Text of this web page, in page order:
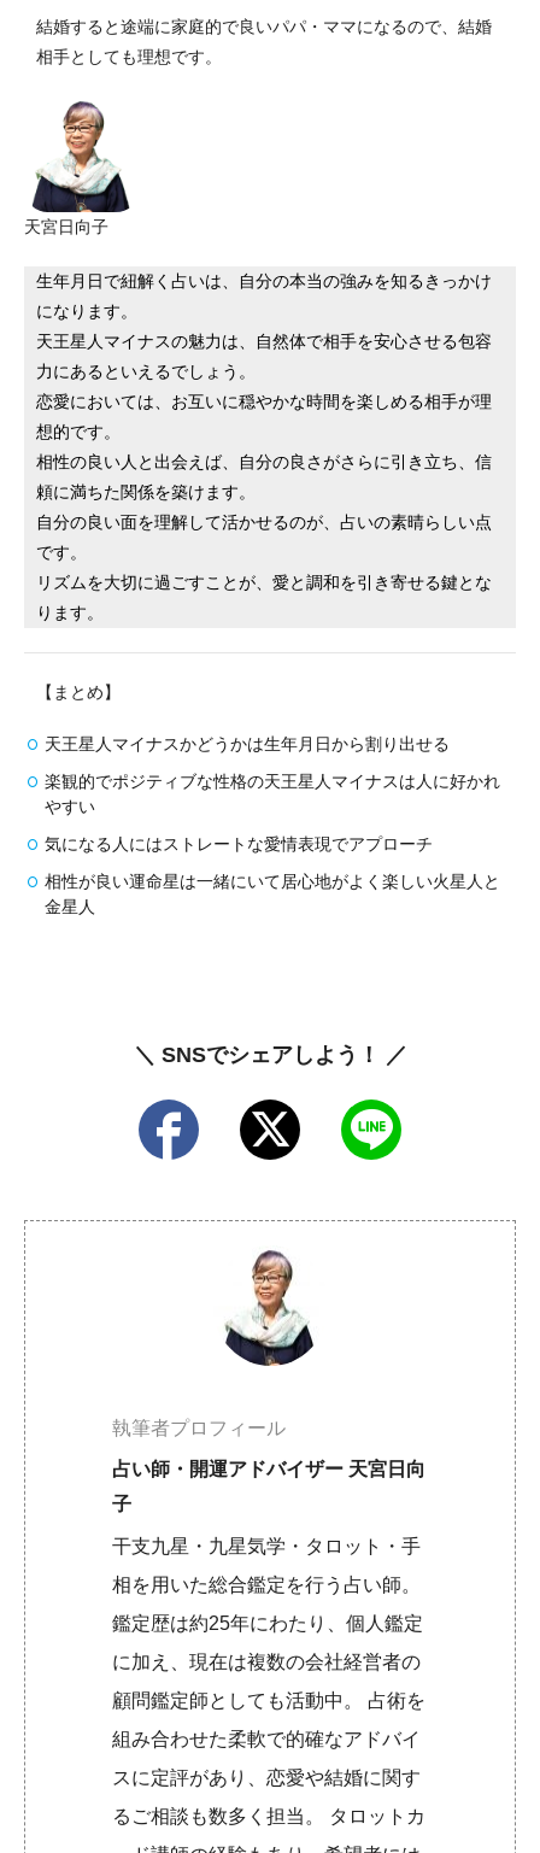
結婚すると途端に家庭的で良いパパ・ママになるので、結婚
相手としても理想です。
天宮日向子
生年月日で紐解く占いは、自分の本当の強みを知るきっかけ
になります。
天王星人マイナスの魅力は、自然体で相手を安心させる包容
力にあるといえるでしょう。
恋愛においては、お互いに穏やかな時間を楽しめる相手が理
想的です。
相性の良い人と出会えば、自分の良さがさらに引き立ち、信
頼に満ちた関係を築けます。
自分の良い面を理解して活かせるのが、占いの素晴らしい点
です。
リズムを大切に過ごすことが、愛と調和を引き寄せる鍵とな
ります。
【まとめ】
天王星人マイナスかどうかは生年月日から割り出せる
楽観的でポジティブな性格の天王星人マイナスは人に好かれ
やすい
気になる人にはストレートな愛情表現でアプローチ
相性が良い運命星は一緒にいて居心地がよく楽しい火星人と
金星人
＼ SNSでシェアしよう！ ／
執筆者プロフィール
占い師・開運アドバイザー 天宮日向
子
干支九星・九星気学・タロット・手
相を用いた総合鑑定を行う占い師。
鑑定歴は約25年にわたり、個人鑑定
に加え、現在は複数の会社経営者の
顧問鑑定師としても活動中。 占術を
組み合わせた柔軟で的確なアドバイ
スに定評があり、恋愛や結婚に関す
るご相談も数多く担当。 タロットカ